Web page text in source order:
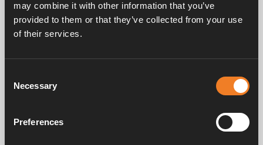
may combine it with other information that you’ve
provided to them or that they’ve collected from your use
of their services.
Selection
Necessary
Preferences
Art. nr: 3010170